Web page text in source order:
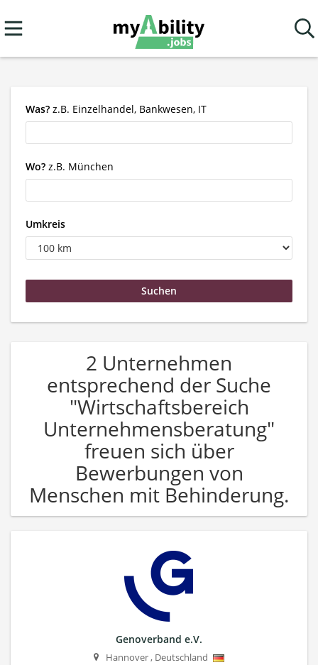
Was? z.B. Einzelhandel, Bankwesen, IT
Wo? z.B. München
Umkreis
2 Unternehmen
entsprechend der Suche
"Wirtschaftsbereich
Unternehmensberatung"
freuen sich über
Bewerbungen von
Menschen mit Behinderung.
Genoverband e.V.
Hannover, Deutschland